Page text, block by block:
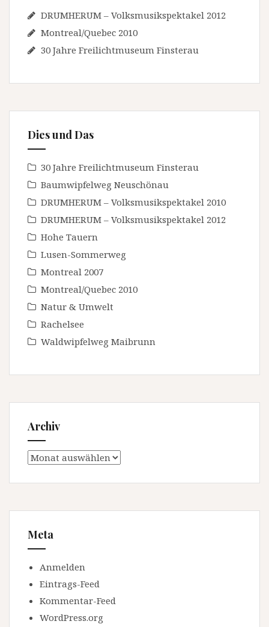
DRUMHERUM – Volksmusikspektakel 2012
Montreal/Quebec 2010
30 Jahre Freilichtmuseum Finsterau
Dies und Das
30 Jahre Freilichtmuseum Finsterau
Baumwipfelweg Neuschönau
DRUMHERUM – Volksmusikspektakel 2010
DRUMHERUM – Volksmusikspektakel 2012
Hohe Tauern
Lusen-Sommerweg
Montreal 2007
Montreal/Quebec 2010
Natur & Umwelt
Rachelsee
Waldwipfelweg Maibrunn
Archiv
Archiv
Meta
Anmelden
Eintrags-Feed
Kommentar-Feed
WordPress.org